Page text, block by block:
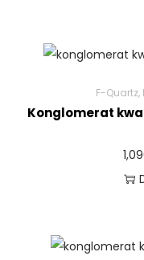
F-Quartz,
Konglomerat